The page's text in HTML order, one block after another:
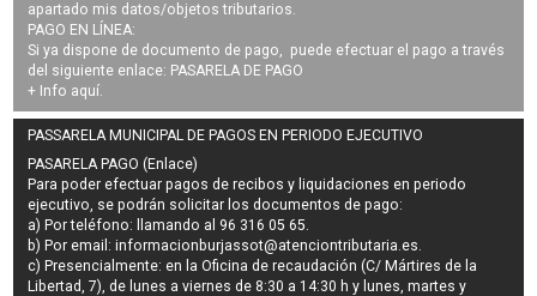
apartado mis datos/objetos tributarios.
PAGO EN LÍNEA:
Si ya dispone de documento de pago, puede efectuar el pago a través
del siguiente enlace: PASARELA DE PAGO
+ Info aquí.
PASSARELA MUNICIPAL DE PAGOS EN PERIODO EJECUTIVO
PASARELA PAGO (Enlace)
Para poder efectuar pagos derecibos y liquidaciones en periodo
ejecutivo, se podrán solicitar los documentos de pago:
a) Por teléfono: llamando al 96 316 05 65.
b) Por email:informacionburjassot@atenciontributaria.es.
c) Presencialmente: en la Oficina de recaudación (C/ Mártires de la
Libertad, 7), de lunes a viernes de 8:30 a 14:30 h y lunes, martes y